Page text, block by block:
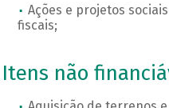
Ações e projetos
fiscais;
Itens não